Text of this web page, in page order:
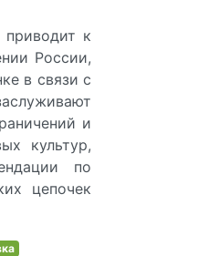
к
России,
в связи с
и
культур,
по
цепочек